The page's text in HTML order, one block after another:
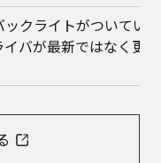
クライトがついていな
バが最新ではなく更新